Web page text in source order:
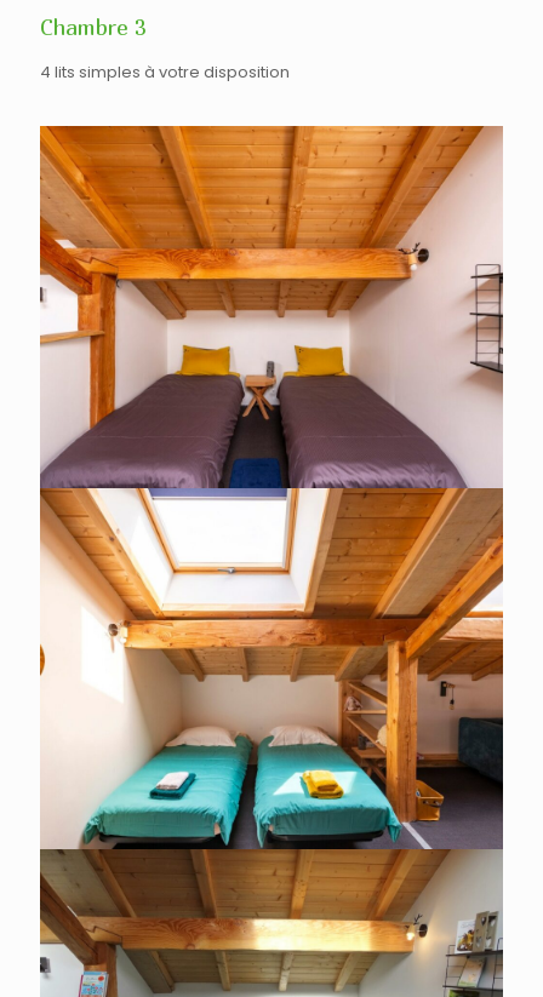
Chambre 3
4 lits simples à votre disposition